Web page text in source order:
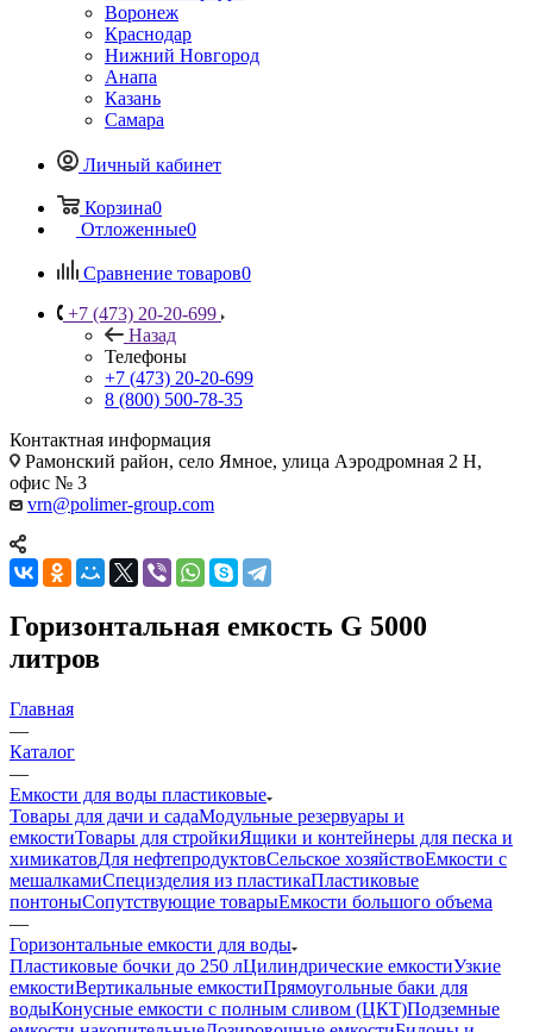
Воронеж
Краснодар
Нижний Новгород
Анапа
Казань
Самара
Личный кабинет
Корзина0
Отложенные0
Сравнение товаров0
+7 (473) 20-20-699
Назад
Телефоны
+7 (473) 20-20-699
8 (800) 500-78-35
Контактная информация
Рамонский район, село Ямное, улица Аэродромная 2 Н,
офис № 3
vrn@polimer-group.com
Горизонтальная емкость G 5000
литров
Главная
—
Каталог
—
Емкости для воды пластиковые
Товары для дачи и садаМодульные резервуары и
емкостиТовары для стройкиЯщики и контейнеры для песка и
химикатовДля нефтепродуктовСельское хозяйствоЕмкости с
мешалкамиСпецизделия из пластикаПластиковые
понтоныСопутствующие товарыЕмкости большого объема
—
Горизонтальные емкости для воды
Пластиковые бочки до 250 лЦилиндрические емкостиУзкие
емкостиВертикальные емкостиПрямоугольные баки для
водыКонусные емкости с полным сливом (ЦКТ)Подземные